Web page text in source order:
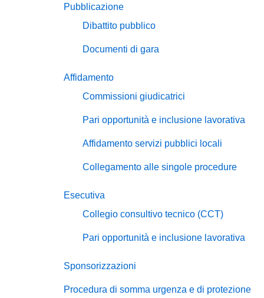
Pubblicazione
Dibattito pubblico
Documenti di gara
Affidamento
Commissioni giudicatrici
Pari opportunità e inclusione lavorativa
Affidamento servizi pubblici locali
Collegamento alle singole procedure
Esecutiva
Collegio consultivo tecnico (CCT)
Pari opportunità e inclusione lavorativa
Sponsorizzazioni
Procedura di somma urgenza e di protezione